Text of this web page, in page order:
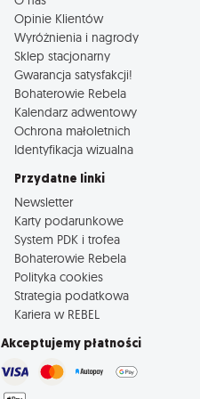
Opinie Klientów
Wyróżnienia i nagrody
Sklep stacjonarny
Gwarancja satysfakcji!
Bohaterowie Rebela
Kalendarz adwentowy
Ochrona małoletnich
Identyfikacja wizualna
Przydatne linki
Newsletter
Karty podarunkowe
System PDK i trofea
Bohaterowie Rebela
Polityka cookies
Strategia podatkowa
Kariera w REBEL
Akceptujemy płatności